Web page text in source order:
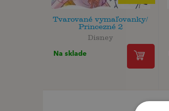
Tvarované vymaľovanky/
Princezné 2
Disney
Na sklade